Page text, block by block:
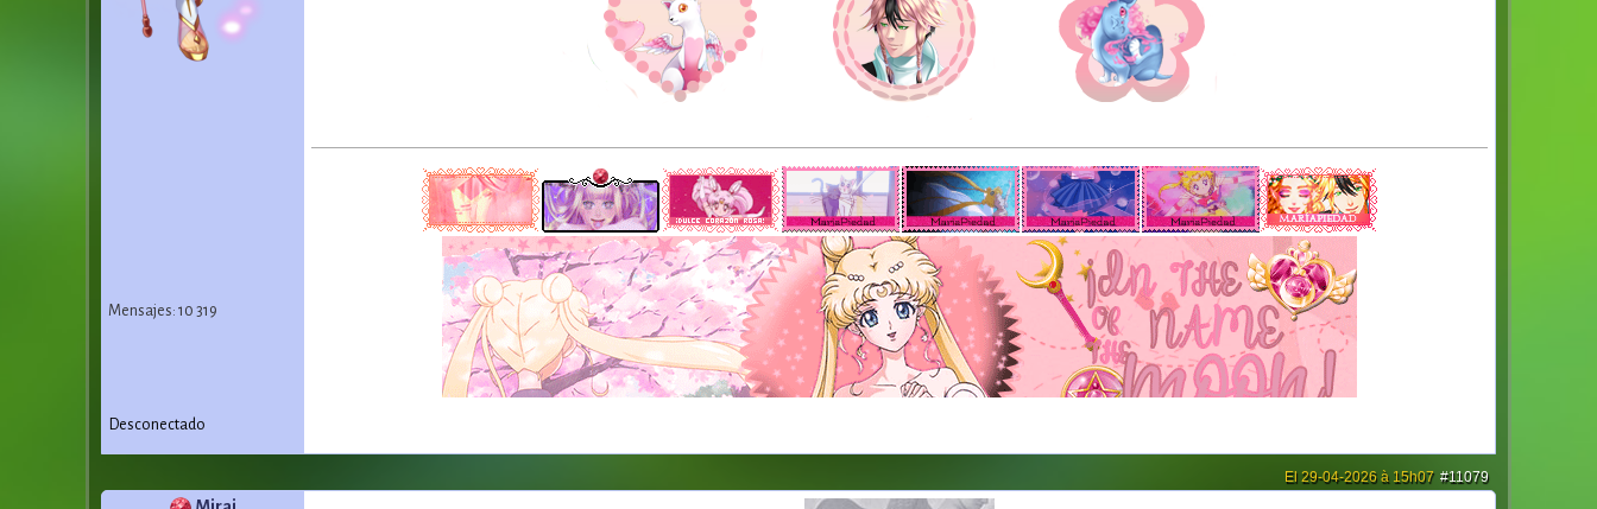
Mensajes: 10 319
Desconectado
#11079
El 29-04-2026 à 15h07